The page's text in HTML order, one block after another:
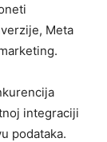
Meta
integraciji
podataka.